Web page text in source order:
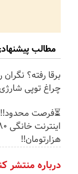
مطالب
برقا رفته؟
چراغ توپی
هزارتومان!!
درباره منتشر